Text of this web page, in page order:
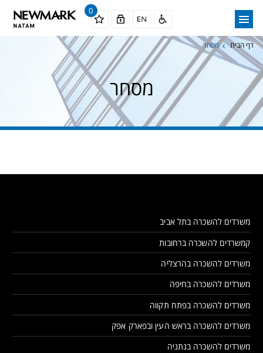
0
דף הבית מסחר
מסחר
משרדים להשכרה בתל אביב
קמשרדים להשכרה ברחובות
משרדים להשכרה בהרצליה
משרדים להשכרה בחיפה
משרדים להשכרה בפתח תקווה
משרדים להשכרה בראש העין ובפארק אפק
משרדים להשכרה בנתניה